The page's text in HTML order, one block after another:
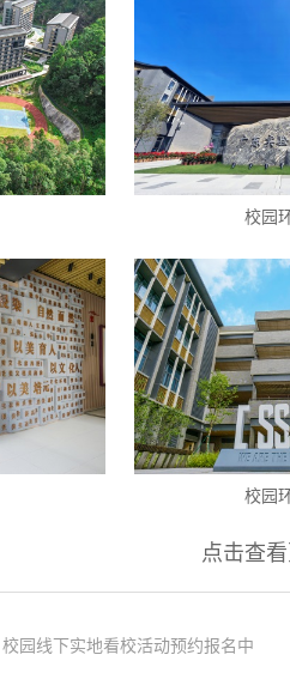
校园
校园
点击查
校园线下实地看校活动预约报名中